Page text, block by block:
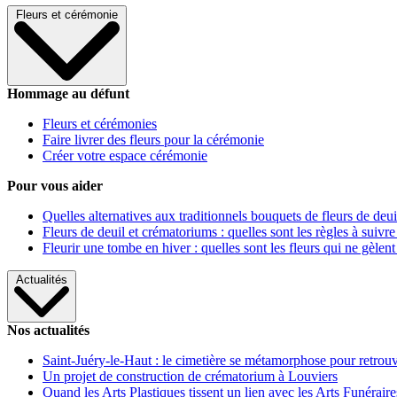
Fleurs et cérémonie
Hommage au défunt
Fleurs et cérémonies
Faire livrer des fleurs pour la cérémonie
Créer votre espace cérémonie
Pour vous aider
Quelles alternatives aux traditionnels bouquets de fleurs de
Fleurs de deuil et crématoriums : quelles sont les règles à
Fleurir une tombe en hiver : quelles sont les fleurs qui ne gèlent
Actualités
Nos actualités
Saint-Juéry-le-Haut : le cimetière se métamorphose pour
Un projet de construction de crématorium à Louviers
Quand les Arts Plastiques tissent un lien avec les Arts